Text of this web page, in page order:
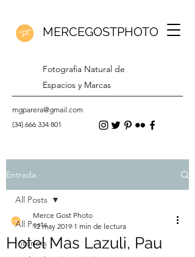
MERCEGOSTPHOTO
Fotografia Natural de
Espacios y Marcas
mgparera@gmail.com
(34) 666 334 801
Entrada
All Posts
Interiors
All Posts
Hotel Mas Lazuli, Pau
Merce Gost Photo
12 may 2019 1 min de lectura